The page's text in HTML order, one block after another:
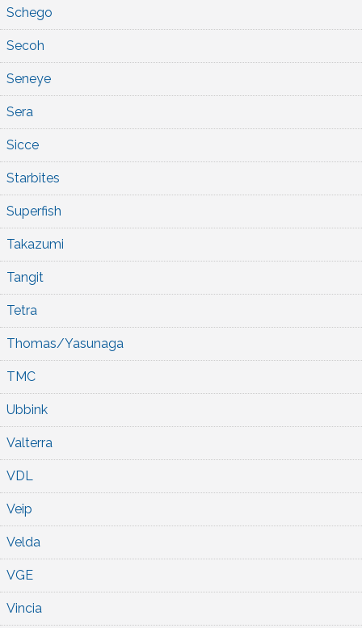
Schego
Secoh
Seneye
Sera
Sicce
Starbites
Superfish
Takazumi
Tangit
Tetra
Thomas/Yasunaga
TMC
Ubbink
Valterra
VDL
Veip
Velda
VGE
Vincia